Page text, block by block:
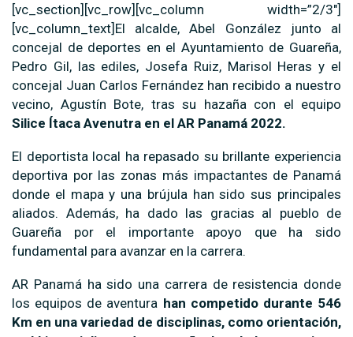
[vc_section][vc_row][vc_column width=”2/3″]
[vc_column_text]El alcalde, Abel González junto al
concejal de deportes en el Ayuntamiento de Guareña,
Pedro Gil, las ediles, Josefa Ruiz, Marisol Heras y el
concejal Juan Carlos Fernández han recibido a nuestro
vecino, Agustín Bote, tras su hazaña con el equipo
Silice Ítaca Avenutra en el AR Panamá 2022.
El deportista local ha repasado su brillante experiencia
deportiva por las zonas más impactantes de Panamá
donde el mapa y una brújula han sido sus principales
aliados. Además, ha dado las gracias al pueblo de
Guareña por el importante apoyo que ha sido
fundamental para avanzar en la carrera.
AR Panamá ha sido una carrera de resistencia donde
los equipos de aventura han competido durante 546
Km en una variedad de disciplinas, como orientación,